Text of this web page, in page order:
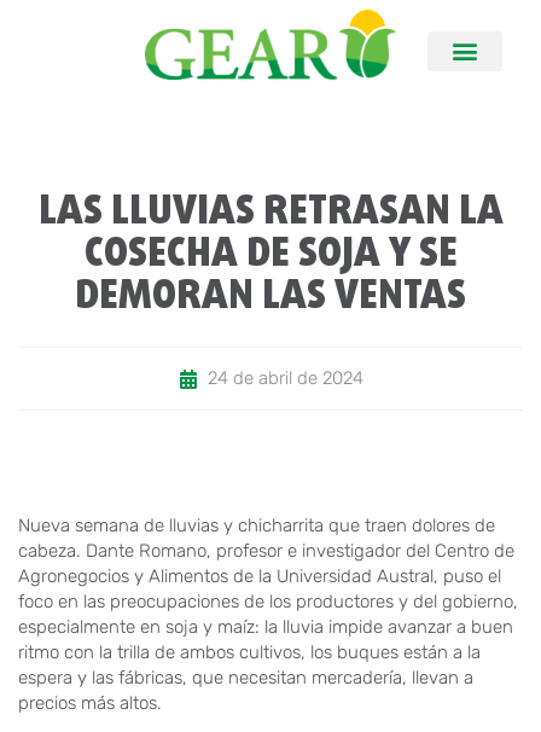
LAS LLUVIAS RETRASAN LA
COSECHA DE SOJA Y SE
DEMORAN LAS VENTAS
24 de abril de 2024
Nueva semana de lluvias y chicharrita que traen dolores de
cabeza. Dante Romano, profesor e investigador del Centro de
Agronegocios y Alimentos de la Universidad Austral, puso el
foco en las preocupaciones de los productores y del gobierno,
especialmente en soja y maíz: la lluvia impide avanzar a buen
ritmo con la trilla de ambos cultivos, los buques están a la
espera y las fábricas, que necesitan mercadería, llevan a
precios más altos.